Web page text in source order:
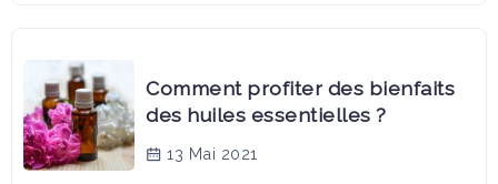
Comment profiter des bienfaits
des huiles essentielles ?
13 Mai 2021